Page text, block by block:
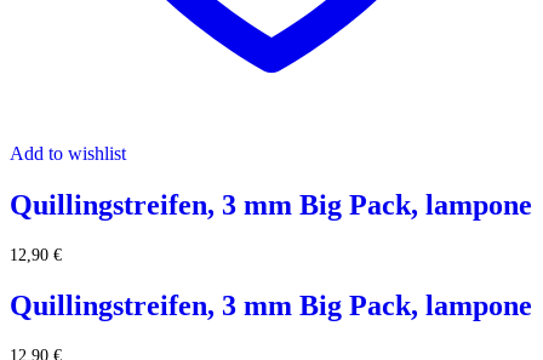
Add to wishlist
Quillingstreifen, 3 mm Big Pack, lampone
12,90 €
Quillingstreifen, 3 mm Big Pack, lampone
12,90 €